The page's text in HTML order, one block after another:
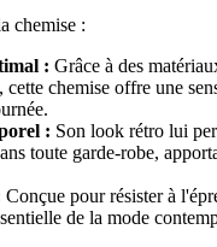
chemise :
: Grâce à des
cette chemise offre une
: Son look rétro lui
toute garde-robe,
Conçue pour résister à
de la mode